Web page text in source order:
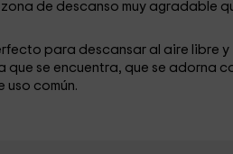
de descanso muy agradable
para descansar al aire libre y
que se encuentra, que se adorna
uso común.